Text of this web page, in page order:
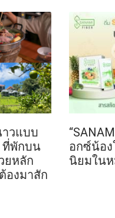
วแบบ
ที่พักบน
ยหลัก
องมาสัก
อกซ์น้อง
นิยมใน